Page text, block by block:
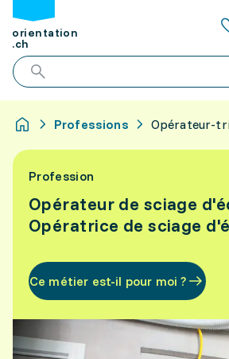
orientation
.ch
Professions Opérateur-
Profession
Opérateur de sciage
Opératrice de sciage
Ce métier est-il pour moi ?